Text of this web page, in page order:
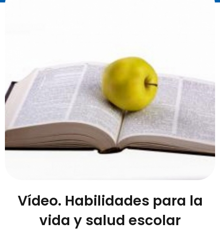
Vídeo. Habilidades para la
vida y salud escolar